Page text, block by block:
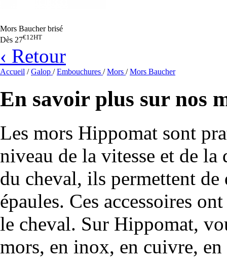
Mors Baucher brisé
Dès 27€12HT
‹ Retour
Accueil /Galop /Embouchures /Mors /Mors Baucher
En savoir plus sur nos
Les mors Hippomat sont
niveau de la vitesse et de
du cheval, ils permettent
épaules. Ces accessoires
le cheval. Sur Hippomat,
mors, en inox, en cuivre, en